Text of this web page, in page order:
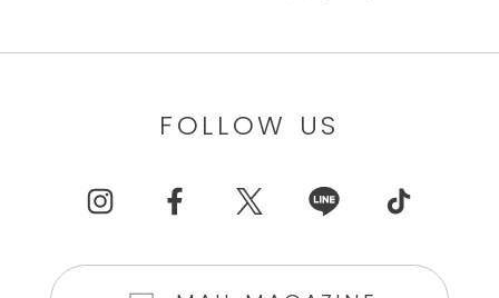
FOLLOW US